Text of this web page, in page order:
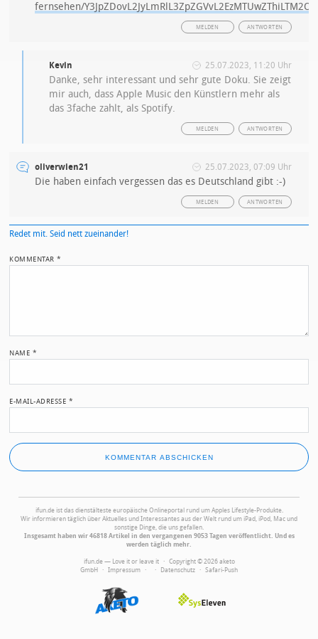
fernsehen/
ANTWORTEN
MELDEN
Kevin 25.07.2023, 11:20 Uhr
Danke, sehr interessant und sehr gute Doku. Sie zeigt
mir auch, dass Apple Music den Künstlern mehr als
das 3fache zahlt, als Spotify.
ANTWORTEN
MELDEN
oliverwien21 25.07.2023, 07:09 Uhr
Die haben einfach vergessen das es Deutschland gibt :-)
ANTWORTEN
MELDEN
Redet mit. Seid nett zueinander!
KOMMENTAR*
NAME *
E-MAIL-ADRESSE *
ifun.de ist das dienstälteste europäische Onlineportal rund um Apples Lifestyle-Produkte.
Wir informieren täglich über Aktuelles und Interessantes aus der Welt rund um iPad, iPod, Mac und
sonstige Dinge, die uns gefallen.
Insgesamt haben wir 46818 Artikel in den vergangenen 9053 Tagen veröffentlicht. Und es
werden täglich mehr.
ifun.de — Love it or leave it · Copyright © 2026 aketo
GmbH · Impressum · · Datenschutz · Safari-Push